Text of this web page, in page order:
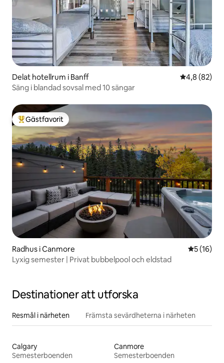
Delat hotellrum i Banff 4,8 av 5 i
4,8 (82)
Säng i blandad sovsal med 10 sängar
Populär gästfavorit
Gästfavorit
Radhus i Canmore 5 av 5 i
5 (16)
Lyxig semester | Privat bubbelpool och eldstad
Destinationer att utforska
Resmål i närheten Främsta sevärdheterna i närheten
Calgary
Semesterboenden
Canmore
Semesterboenden